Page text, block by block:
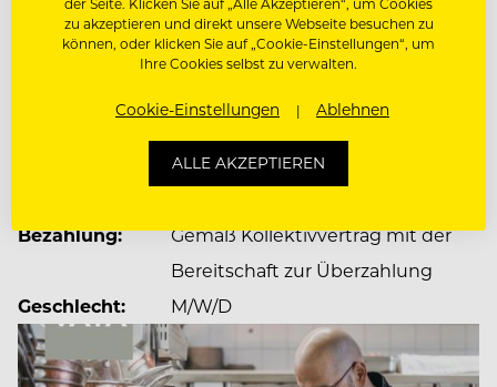
Design und ausgezeichneter Kulinarik.
unterschiedlichen Unternehmensbereiche von
Construction oder IT über Finance und HR bis
Commercial angesiedelt.
Bei uns zählt, was dich ausmacht – deine Energie,
deine Persönlichkeit, dein Potenzial.
Gemeinsam lachen, Neues ausprobieren und
Talente entdecken, von denen du vielleicht selbst
JOBDETAILS
Vollzeit/Festanstellung
Bezahlung:
Gemäß Kollektivvertrag mit der
Bereitschaft zur Überzahlung
Geschlecht:
M/W/D
zu akzeptieren und direkt unsere Webseite besuchen zu
können, oder klicken Sie auf „Cookie-Einstellungen“, um
Ihre Cookies selbst zu verwalten.
Cookie-Einstellungen Ablehnen
ALLE AKZEPTIEREN